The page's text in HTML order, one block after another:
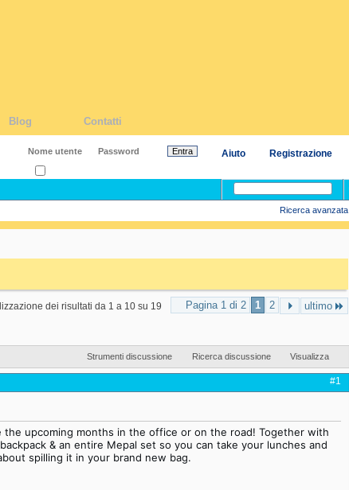
Blog Contatti
Registrazione
Aiuto
Ricerca avanzata
Pagina 1 di 2 1 2 ultimo
dei risultati da 1 a 10 su 19
Strumenti discussione Ricerca discussione Visualizza
#1
the upcoming months in the office or on the road! Together with
& an entire Mepal set so you can take your lunches and
spilling it in your brand new bag.